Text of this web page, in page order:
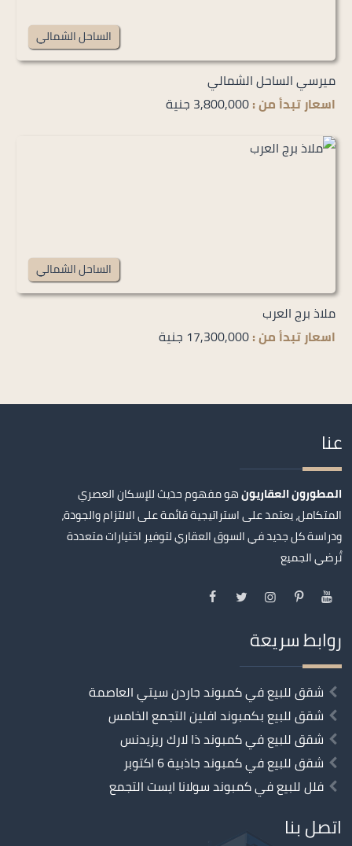
الساحل الشمالي
ميرسي الساحل الشمالي
اسعار تبدأ من :3,800,000 جنية
الساحل الشمالي
ملاذ برج العرب
اسعار تبدأ من :17,300,000 جنية
عنا
المطورون العقاريونهو مفهوم حديث للإسكان العصري
المتكامل، يعتمد على استراتيجية قائمة على الالتزام والجودة،
ودراسة كل جديد في السوق العقاري لتوفير اختيارات متعددة
تُرضي الجميع
روابط سريعة
شقق للبيع في كمبوند جاردن سيتي العاصمة
شقق للبيع بكمبوند افلين التجمع الخامس
شقق للبيع في كمبوند ذا لارك ريزيدنس
شقق للبيع في كمبوند جاذبية 6 اكتوبر
فلل للبيع في كمبوند سولانا ايست التجمع
اتصل بنا